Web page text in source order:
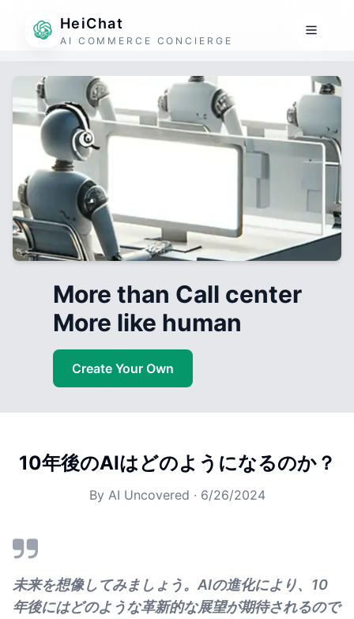
HeiChat
AI COMMERCE CONCIERGE
More than Call center
More like human
Create Your Own
10年後のAIはどのようになるのか？
By AI Uncovered · 6/26/2024
未来を想像してみましょう。AIの進化により、10
年後にはどのような革新的な展望が期待されるので